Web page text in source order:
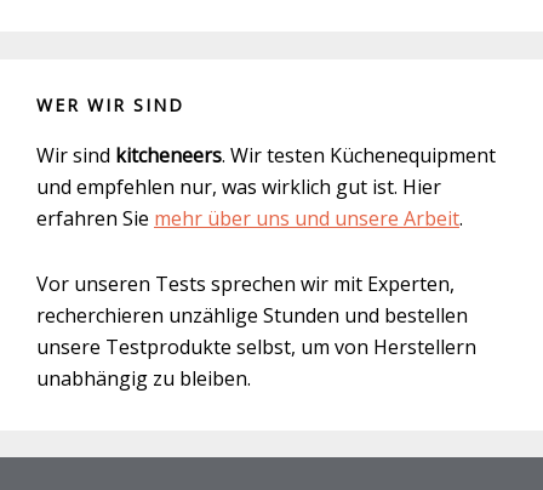
WER WIR SIND
Wir sind kitcheneers. Wir testen Küchenequipment
und empfehlen nur, was wirklich gut ist. Hier
erfahren Sie mehr über uns und unsere Arbeit.
Vor unseren Tests sprechen wir mit Experten,
recherchieren unzählige Stunden und bestellen
unsere Testprodukte selbst, um von Herstellern
unabhängig zu bleiben.